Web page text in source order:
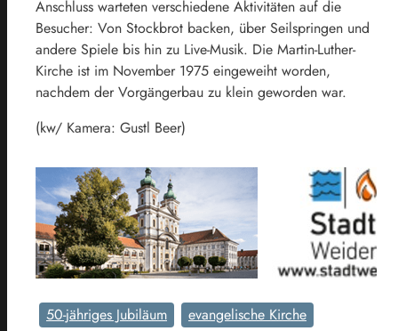
Anschluss warteten verschiedene Aktivitäten auf die
Besucher: Von Stockbrot backen, über Seilspringen und
andere Spiele bis hin zu Live-Musik. Die Martin-Luther-
Kirche ist im November 1975 eingeweiht worden,
nachdem der Vorgängerbau zu klein geworden war.
(kw/ Kamera: Gustl Beer)
50-jähriges Jubiläum
evangelische Kirche